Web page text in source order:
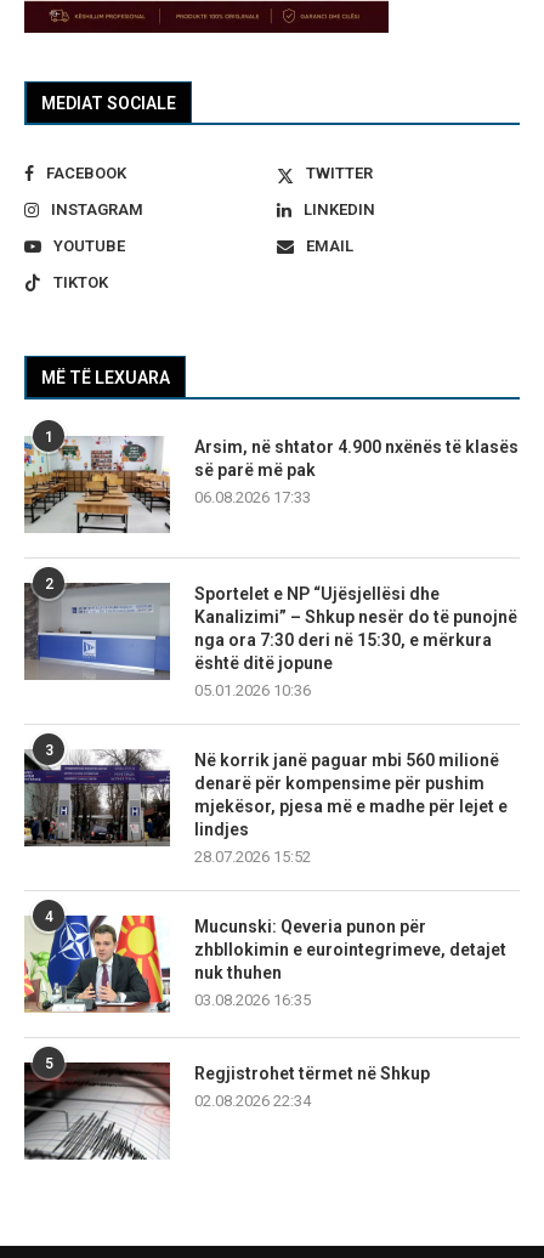
MEDIAT SOCIALE
FACEBOOK
TWITTER
INSTAGRAM
LINKEDIN
YOUTUBE
EMAIL
TIKTOK
MË TË LEXUARA
1
Arsim, në shtator 4.900 nxënës të klasës
së parë më pak
06.08.2026 17:33
2
Sportelet e NP “Ujësjellësi dhe
Kanalizimi” – Shkup nesër do të punojnë
nga ora 7:30 deri në 15:30, e mërkura
është ditë jopune
05.01.2026 10:36
3
Në korrik janë paguar mbi 560 milionë
denarë për kompensime për pushim
mjekësor, pjesa më e madhe për lejet e
lindjes
28.07.2026 15:52
4
Mucunski: Qeveria punon për
zhbllokimin e eurointegrimeve, detajet
nuk thuhen
03.08.2026 16:35
5
Regjistrohet tërmet në Shkup
02.08.2026 22:34